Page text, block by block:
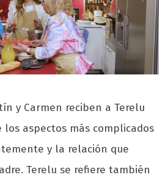
y Carmen reciben a Terelu
los aspectos más complicados
y la relación que
Terelu se refiere también